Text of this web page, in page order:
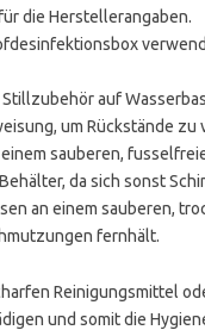
die Herstellerangaben.
auf
um Rückstände zu
sauberen,
da sich sonst
an einem sauberen,
fernhält.
Reinigungsmittel
und somit die